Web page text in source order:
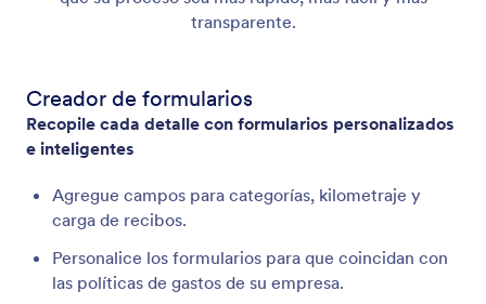
transparente.
Creador de formularios
Recopile cada detalle con formularios personalizados
e inteligentes
Agregue campos para categorías, kilometraje y
carga de recibos.
Personalice los formularios para que coincidan con
las políticas de gastos de su empresa.